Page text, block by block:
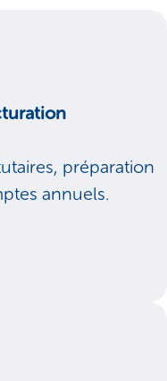
préparation
annuels.